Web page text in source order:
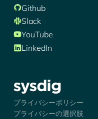
Github
Slack
YouTube
LinkedIn
シズディグ-ロゴ
プライバシーポリシー
プライバシーの選択肢